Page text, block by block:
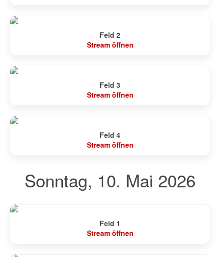
Feld 2
Stream öffnen
Feld 3
Stream öffnen
Feld 4
Stream öffnen
Sonntag, 10. Mai 2026
Feld 1
Stream öffnen